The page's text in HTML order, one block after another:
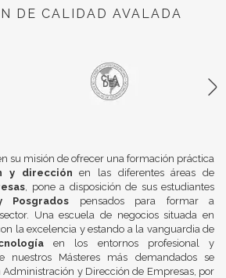
DE CALIDAD AVALADA
su misión de ofrecer una formación práctica
y dirección en las diferentes áreas de
, pone a disposición de sus estudiantes
Posgrados pensados para formar a
Una escuela de negocios situada en
la excelencia y estando a la vanguardia de
en los entornos profesional y
nuestros Másteres más demandados se
y Dirección de Empresas, por